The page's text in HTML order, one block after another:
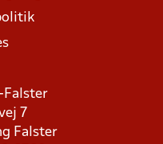
Falster
7
Falster